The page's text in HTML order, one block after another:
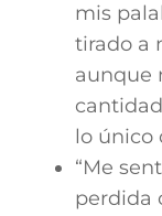
mis
tirado a
aunque
lo único
“Me
perdida